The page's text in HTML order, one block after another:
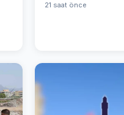
21 saat önce